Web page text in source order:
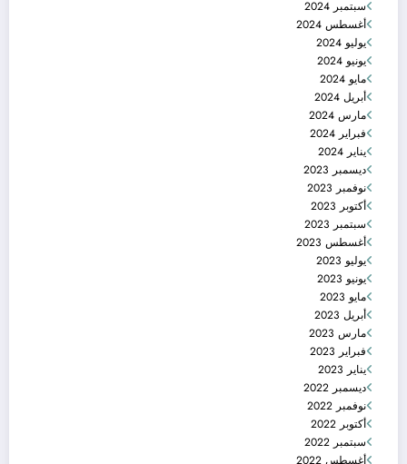
سبتمبر 2024
أغسطس 2024
يوليو 2024
يونيو 2024
مايو 2024
أبريل 2024
مارس 2024
فبراير 2024
يناير 2024
ديسمبر 2023
نوفمبر 2023
أكتوبر 2023
سبتمبر 2023
أغسطس 2023
يوليو 2023
يونيو 2023
مايو 2023
أبريل 2023
مارس 2023
فبراير 2023
يناير 2023
ديسمبر 2022
نوفمبر 2022
أكتوبر 2022
سبتمبر 2022
أغسطس 2022